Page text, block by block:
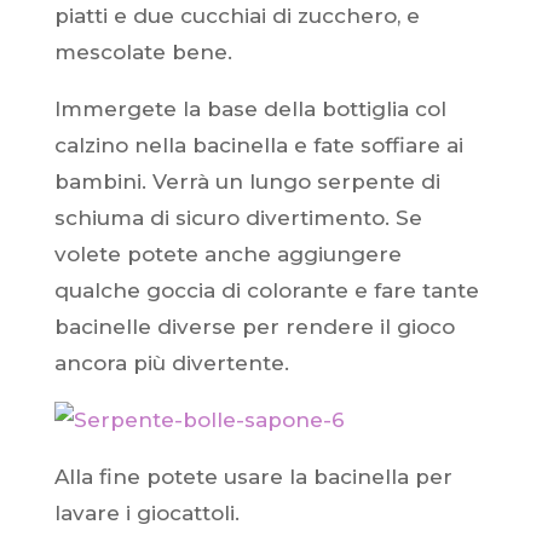
piatti e due cucchiai di zucchero, e
mescolate bene.
Immergete la base della bottiglia col
calzino nella bacinella e fate soffiare ai
bambini. Verrà un lungo serpente di
schiuma di sicuro divertimento. Se
volete potete anche aggiungere
qualche goccia di colorante e fare tante
bacinelle diverse per rendere il gioco
ancora più divertente.
Alla fine potete usare la bacinella per
lavare i giocattoli.